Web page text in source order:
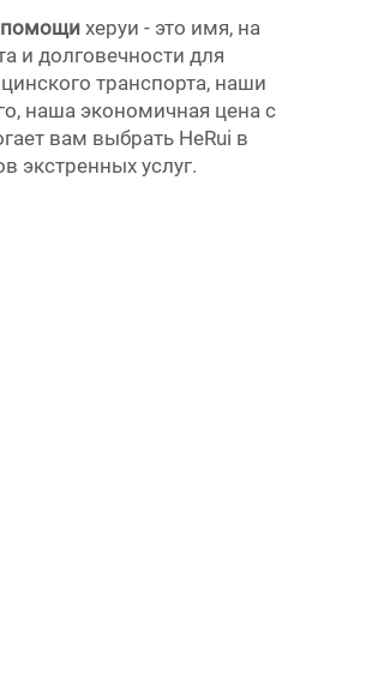
помощихеруи - это имя, на
и долговечности для
транспорта, наши
наша экономичная цена с
вам выбрать HeRui в
экстренных услуг.